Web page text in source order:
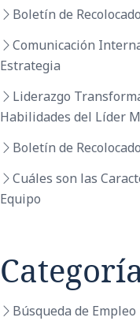
Boletín de
Comunicación
Estrategia
Liderazgo
Habilidades del Líder
Boletín de
Cuáles son las
Equipo
Búsqueda de Empleo